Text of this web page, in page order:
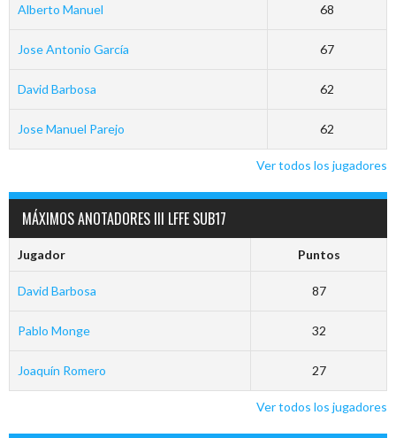
Alberto Manuel 68
Jose Antonio García 67
David Barbosa 62
Jose Manuel Parejo 62
Ver todos los jugadores
MÁXIMOS ANOTADORES III LFFE SUB17
Jugador Puntos
David Barbosa 87
Pablo Monge 32
Joaquín Romero 27
Ver todos los jugadores